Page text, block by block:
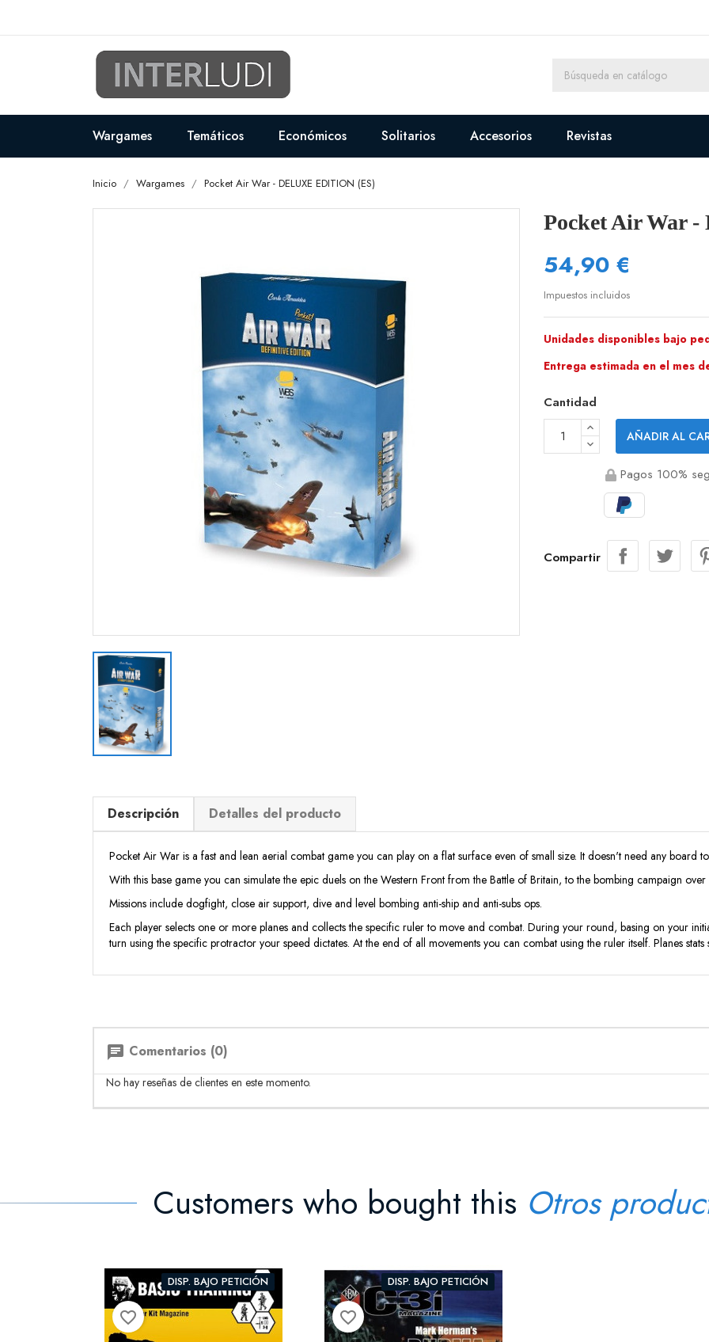
Wargames Temáticos Económicos Solitarios Accesorios Revistas
Inicio Wargames Pocket Air War - DELUXE EDITION (ES)
Pocket Air War
54,90 €
Impuestos incluidos
Unidades disponibles bajo
Entrega estimada en el mes
Cantidad
AÑADIR AL
Pagos 100%
Compartir
Descripción Detalles del producto
Pocket Air War is a fast and lean aerial combat game you can play on a flat surface even of small size. It doesn't need any board
With this base game you can simulate the epic duels on the Western Front from the Battle of Britain, to the bombing campaign over
Missions include dogfight, close air support, dive and level bombing anti-ship and anti-subs ops.
Each player selects one or more planes and collects the specific ruler to move and combat. During your round, basing on your
turn using the specific protractor your speed dictates. At the end of all movements you can combat using the ruler itself. Planes
chat Comentarios (0)
No hay reseñas de clientes en este momento.
Customers who bought this Otros
DISP. BAJO PETICIÓN
favorite_border
DISP. BAJO PETICIÓN
favorite_border